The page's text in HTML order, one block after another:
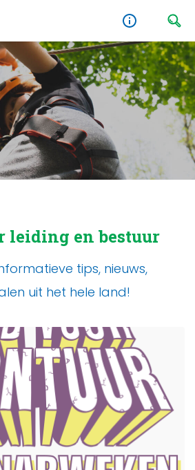
leiding en bestuur
tips, nieuws,
uit het hele land!